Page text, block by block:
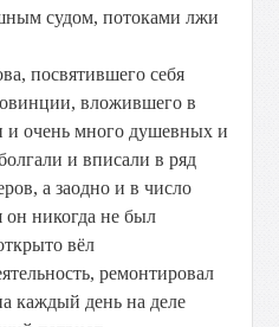
судом, потоками лжи
посвятившего себя
вложившего в
и очень много душевных и
и вписали в ряд
а заодно и в число
он никогда не был
вёл
ремонтировал
каждый день на деле